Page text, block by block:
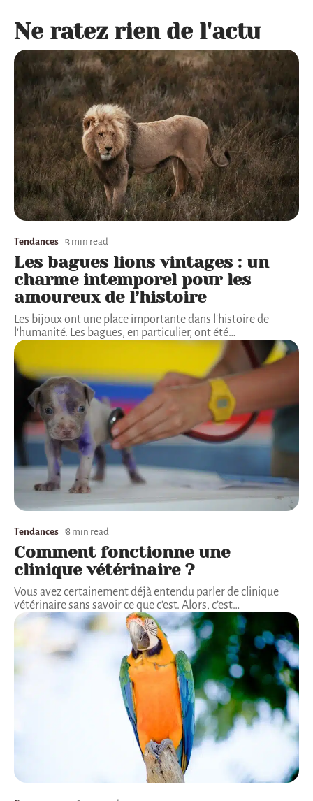
Ne ratez rien de l'actu
Tendances 3 min read
Les bagues lions vintages : un
charme intemporel pour les
amoureux de l’histoire
Les bijoux ont une place importante dans l'histoire de
l'humanité. Les bagues, en particulier, ont été…
Tendances 8 min read
Comment fonctionne une
clinique vétérinaire ?
Vous avez certainement déjà entendu parler de clinique
vétérinaire sans savoir ce que c’est. Alors, c’est…